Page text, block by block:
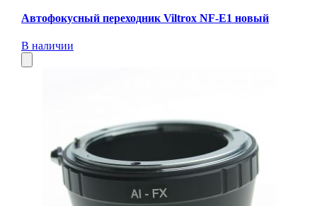
Автофокусный переходник Viltrox NF-E1 новый
В наличии